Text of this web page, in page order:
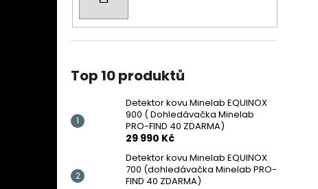
Top 10 produktů
Detektor kovu Minelab EQUINOX
900 ( Dohledávačka Minelab
PRO-FIND 40 ZDARMA)
29 990 Kč
Detektor kovu Minelab EQUINOX
700 (dohledávačka Minelab PRO-
FIND 40 ZDARMA)